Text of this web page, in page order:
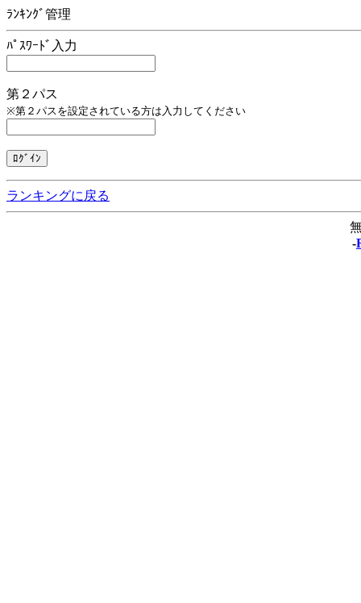
ﾗﾝｷﾝｸﾞ管理
ﾊﾟｽﾜｰﾄﾞ入力
第２パス
※第２パスを設定されている方は入力してください
ランキングに戻る
-